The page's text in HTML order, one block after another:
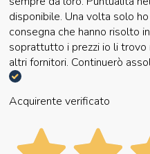
disponibile. Una volta solo
consegna che hanno risolto
soprattutto i prezzi io li
altri fornitori. Continuerò
Acquirente verificato